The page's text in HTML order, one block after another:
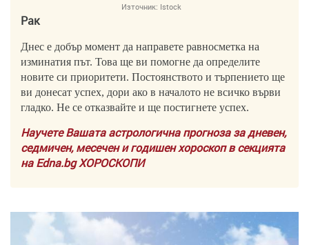
Източник: Istock
Рак
Днес е добър момент да направете равносметка на
изминатия път. Това ще ви помогне да определите
новите си приоритети. Постоянството и търпението ще
ви донесат успех, дори ако в началото не всичко върви
гладко. Не се отказвайте и ще постигнете успех.
Научете Вашата астрологична прогноза за дневен,
седмичен, месечен и годишен хороскоп в секцията
на Edna.bg ХОРОСКОПИ